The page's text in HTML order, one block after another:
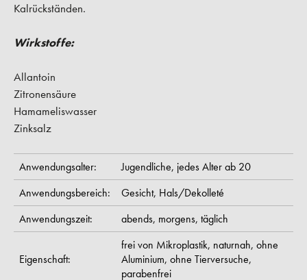
Kalrückständen.
Wirkstoffe:
Allantoin
Zitronensäure
Hamameliswasser
Zinksalz
Anwendungsalter: Jugendliche, jedes Alter ab 20
Anwendungsbereich:
Gesicht, Hals/Dekolleté
Anwendungszeit:
abends, morgens, täglich
Eigenschaft:
frei von Mikroplastik, naturnah, ohne
Aluminium, ohne Tierversuche,
parabenfrei